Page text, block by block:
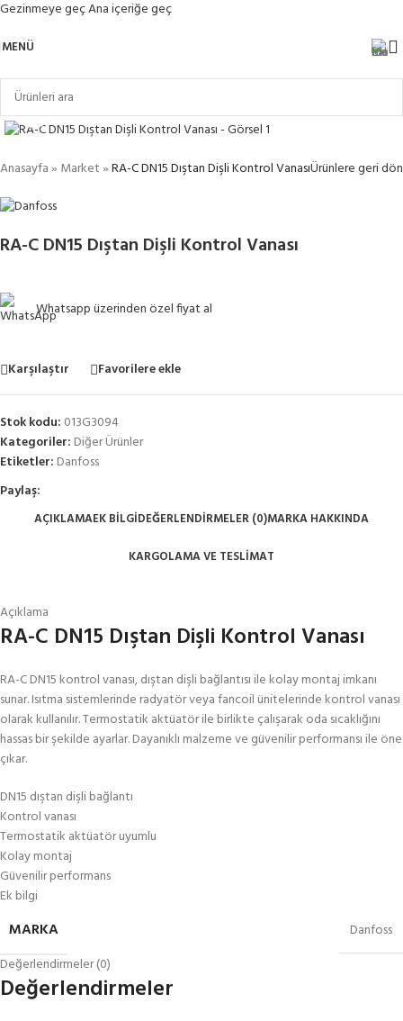
Gezinmeye geçAna içeriğe geç
MENÜ
Anasayfa» Market»RA-C DN15 Dıştan Dişli Kontrol VanasıÜrünlere geri dön
RA-C DN15 Dıştan Dişli Kontrol Vanası
Whatsapp üzerinden özel fiyat al
Karşılaştır Favorilere ekle
Stok kodu: 013G3094
Kategoriler: Diğer Ürünler
Etiketler: Danfoss
Paylaş:
AÇIKLAMAEK BILGIDEĞERLENDIRMELER (0)MARKA HAKKINDA
KARGOLAMA VE TESLIMAT
Açıklama
RA-C DN15 Dıştan Dişli Kontrol Vanası
RA-C DN15 kontrol vanası, dıştan dişli bağlantısı ile kolay montaj imkanı
sunar. Isıtma sistemlerinde radyatör veya fancoil ünitelerinde kontrol vanası
olarak kullanılır. Termostatik aktüatör ile birlikte çalışarak oda sıcaklığını
hassas bir şekilde ayarlar. Dayanıklı malzeme ve güvenilir performansı ile öne
çıkar.
DN15 dıştan dişli bağlantı
Kontrol vanası
Termostatik aktüatör uyumlu
Kolay montaj
Güvenilir performans
Ek bilgi
MARKA
Danfoss
Değerlendirmeler (0)
Değerlendirmeler